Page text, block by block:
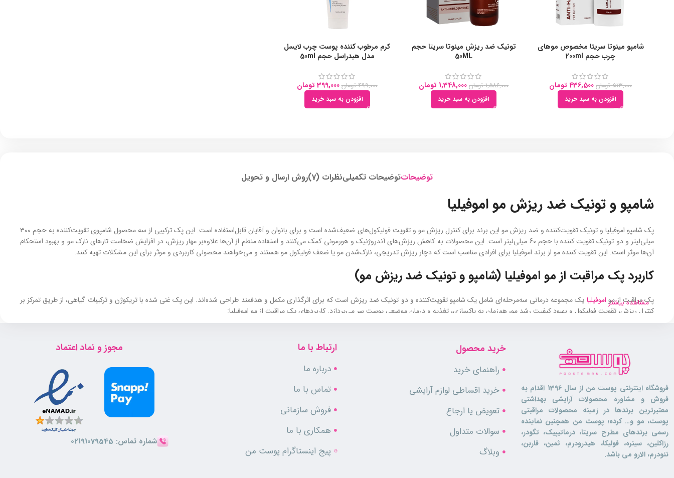
شامپو مینوتا سریتا مخصوص موهای
چرب حجم 200ml
513,000 تومان 436,500 تومان
افزودن به سبد خرید
تونیک ضد ریزش مینوتا سریتا حجم
50ML
1,586,000 تومان 1,348,000 تومان
افزودن به سبد خرید
کرم مرطوب کننده پوست چرب لایسل
مدل هیدراسل حجم 50ml
499,000 تومان 399,000 تومان
افزودن به سبد خرید
توضیحاتتوضیحات تکمیلینظرات (7) روش ارسال و تحویل
شامپو و تونیک ضد ریزش مو اموفیلیا
پک شامپو اموفیلیا و تونیک تقویت‌کننده و ضد ریزش مو این برند برای کنترل ریزش مو و تقویت فولیکول‌های ضعیف‌شده است و برای بانوان و آقایان قابل‌استفاده است. این پک ترکیبی از سه محصول شامپوی تقویت‌کننده به حجم ۳۰۰
میلی‌لیتر و دو تونیک تقویت کننده با حجم 60 میلی‌لیتر است. این محصولات به کاهش ریزش‌های آندروژنیک و هورمونی کمک می‌کنند و استفاده منظم از آن‌ها علاوه‌بر مهار ریزش، در افزایش ضخامت تارهای نازک مو و بهبود استحکام
آن‌ها موثر است. این تقویت کننده مو از برند اموفیلیا برای افرادی مناسب است که دچار ریزش تدریجی، نازک‌شدن مو یا ضعف فولیکول مو هستند و می‌خواهند محصولی کاربردی و موثر برای این مشکلات تهیه کنند.
کاربرد پک مراقبت از مو اموفیلیا (شامپو و تونیک ضد ریزش مو)
پک مراقبت از مو اموفیلیا یک مجموعه درمانی سه‌مرحله‌ای شامل یک شامپو تقویت‌کننده و دو تونیک ضد ریزش است که برای اثرگذاری مکمل و هدفمند طراحی شده‌اند. این پک غنی شده با تریکوژن و ترکیبات گیاهی، از طریق تمرکز بر
کنترل ریزش، تقویت فولیکول و بهبود کیفیت رشد مو، هم‌زمان به پاکسازی، تغذیه و درمان موضعی پوست سر می‌پردازد. کاربردهای پک مراقبت از مو اموفیلیا:
افزایش ضخامت و مقاومت تارهای نازک مو
تحریک رشد مجدد مو در فولیکول‌های فعال
بهبود گردش خون پوست سر و تغذیه ریشه مو
کمک به حفظ سلامت پوست سر در روتین منظم مراقبت از مو
علاوه‌بر داشتن موهایی درخشان و نرم، در‌صورتی‌که می‌خواهید پوست خود را نیز آبرسانی کنید، از
یا سایر برندهای معتبر استفاده کنید.
مشخصات پک ضد ریزش اموفیلیا
پک شامپو و تونیک اموفیلیا یک مجموعه درمانی کامل برای مراقبت تخصصی از مو است که به‌صورت هم‌زمان روی کاهش ریزش و تقویت فولیکول مو اثر می‌گذارد. در جدول زیر، مشخصات کامل این پک را درج کرده‌ایم.
مشاهده بیشتر
فروشگاه اینترنتی پوست من از سال 1396 اقدام به
فروش و مشاوره محصولات آرایشی بهداشتی
معتبرترین برندها در زمینه محصولات مراقبتی
پوست، مو و… کرده؛ پوست من همچنین نماینده
رسمی برندهای مطرح سریتا، درماتیپیک، تگودر،
رزاکلین، سینره، فولیکا، هیدرودرم، ثمین، فاربن،
نئودرم، الارو می باشد.
خرید محصول
راهنمای خرید
خرید اقساطی لوازم آرایشی
تعویض یا ارجاع
سوالات متداول
وبلاگ
ارتباط با ما
درباره ما
تماس با ما
فروش سازمانی
همکاری با ما
پیج اینستاگرام پوست من
مجوز و نماد اعتماد
شماره تماس: 02191079545